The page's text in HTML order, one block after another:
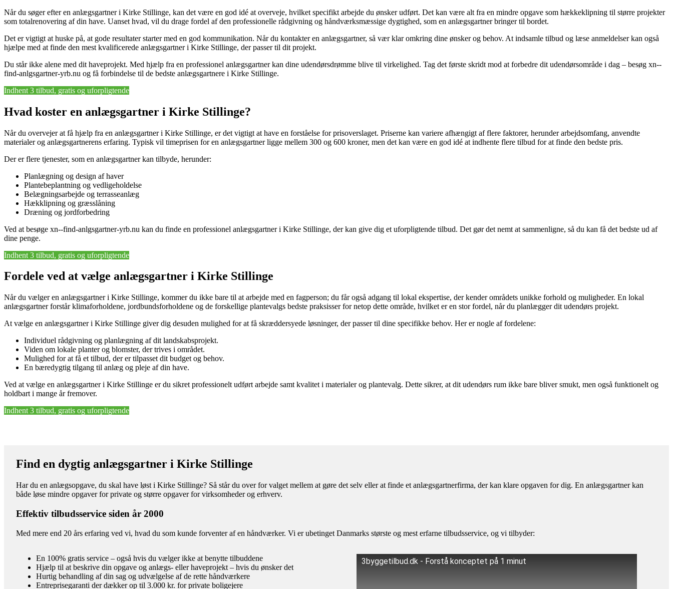
Når du søger efter en anlægsgartner i Kirke Stillinge, kan det være en god idé at overveje, hvilket specifikt arbejde du ønsker udført. Det kan være alt fra en mindre opgave som hækkeklipning til større projekter
som totalrenovering af din have. Uanset hvad, vil du drage fordel af den professionelle rådgivning og håndværksmæssige dygtighed, som en anlægsgartner bringer til bordet.
Det er vigtigt at huske på, at gode resultater starter med en god kommunikation. Når du kontakter en anlægsgartner, så vær klar omkring dine ønsker og behov. At indsamle tilbud og læse anmeldelser kan også
hjælpe med at finde den mest kvalificerede anlægsgartner i Kirke Stillinge, der passer til dit projekt.
Du står ikke alene med dit haveprojekt. Med hjælp fra en professionel anlægsgartner kan dine udendørsdrømme blive til virkelighed. Tag det første skridt mod at forbedre dit udendørsområde i dag – besøg xn--
find-anlgsgartner-yrb.nu og få forbindelse til de bedste anlægsgartnere i Kirke Stillinge.
Indhent 3 tilbud, gratis og uforpligtende
Hvad koster en anlægsgartner i Kirke Stillinge?
Når du overvejer at få hjælp fra en anlægsgartner i Kirke Stillinge, er det vigtigt at have en forståelse for prisoverslaget. Priserne kan variere afhængigt af flere faktorer, herunder arbejdsomfang, anvendte
materialer og anlægsgartnerens erfaring. Typisk vil timeprisen for en anlægsgartner ligge mellem 300 og 600 kroner, men det kan være en god idé at indhente flere tilbud for at finde den bedste pris.
Der er flere tjenester, som en anlægsgartner kan tilbyde, herunder:
Planlægning og design af haver
Plantebeplantning og vedligeholdelse
Belægningsarbejde og terrasseanlæg
Hækklipning og græsslåning
Dræning og jordforbedring
Ved at besøge xn--find-anlgsgartner-yrb.nu kan du finde en professionel anlægsgartner i Kirke Stillinge, der kan give dig et uforpligtende tilbud. Det gør det nemt at sammenligne, så du kan få det bedste ud af
dine penge.
Indhent 3 tilbud, gratis og uforpligtende
Fordele ved at vælge anlægsgartner i Kirke Stillinge
Når du vælger en anlægsgartner i Kirke Stillinge, kommer du ikke bare til at arbejde med en fagperson; du får også adgang til lokal ekspertise, der kender områdets unikke forhold og muligheder. En lokal
anlægsgartner forstår klimaforholdene, jordbundsforholdene og de forskellige plantevalgs bedste praksisser for netop dette område, hvilket er en stor fordel, når du planlægger dit udendørs projekt.
At vælge en anlægsgartner i Kirke Stillinge giver dig desuden mulighed for at få skræddersyede løsninger, der passer til dine specifikke behov. Her er nogle af fordelene:
Individuel rådgivning og planlægning af dit landskabsprojekt.
Viden om lokale planter og blomster, der trives i området.
Mulighed for at få et tilbud, der er tilpasset dit budget og behov.
En bæredygtig tilgang til anlæg og pleje af din have.
Ved at vælge en anlægsgartner i Kirke Stillinge er du sikret professionelt udført arbejde samt kvalitet i materialer og plantevalg. Dette sikrer, at dit udendørs rum ikke bare bliver smukt, men også funktionelt og
holdbart i mange år fremover.
Indhent 3 tilbud, gratis og uforpligtende
Find en dygtig anlægsgartner i Kirke Stillinge
Har du en anlægsopgave, du skal have løst i Kirke Stillinge? Så står du over for valget mellem at gøre det selv eller at finde et anlægsgartnerfirma, der kan klare opgaven for dig. En anlægsgartner kan
både løse mindre opgaver for private og større opgaver for virksomheder og erhverv.
Effektiv tilbudsservice siden år 2000
Med mere end 20 års erfaring ved vi, hvad du som kunde forventer af en håndværker. Vi er ubetinget Danmarks største og mest erfarne tilbudsservice, og vi tilbyder:
En 100% gratis service – også hvis du vælger ikke at benytte tilbuddene
Hjælp til at beskrive din opgave og anlægs- eller haveprojekt – hvis du ønsker det
Hurtig behandling af din sag og udvælgelse af de rette håndværkere
Entreprisegaranti der dækker op til 3.000 kr. for private boligejere
3byggetilbud.dk - Forstå konceptet på 1 minut